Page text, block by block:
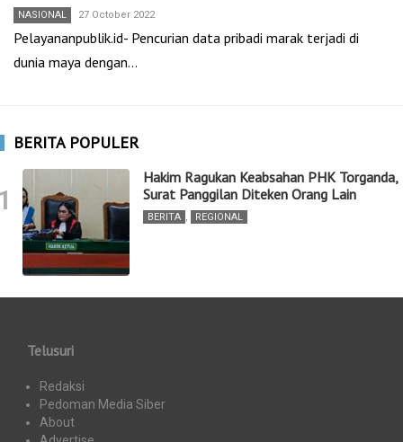
NASIONAL 27 October 2022
Pelayananpublik.id- Pencurian data pribadi marak terjadi di
dunia maya dengan…
BERITA POPULER
Hakim Ragukan Keabsahan PHK Torganda,
Surat Panggilan Diteken Orang Lain
BERITA , REGIONAL
Telusuri
Redaksi
Pedoman Media Siber
About